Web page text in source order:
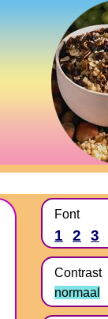
Font
1 2 3
Contrast
normaal